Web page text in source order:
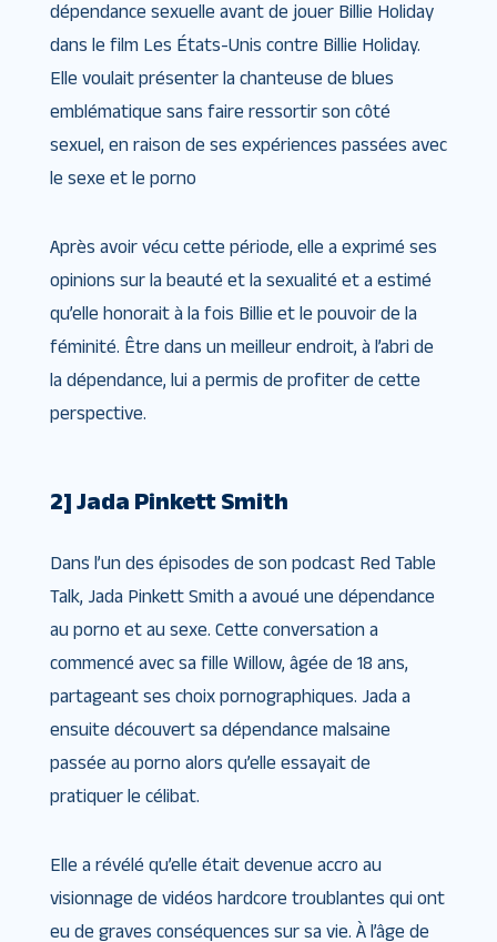
dépendance sexuelle avant de jouer Billie Holiday
dans le film Les États-Unis contre Billie Holiday.
Elle voulait présenter la chanteuse de blues
emblématique sans faire ressortir son côté
sexuel, en raison de ses expériences passées avec
le sexe et le porno
Après avoir vécu cette période, elle a exprimé ses
opinions sur la beauté et la sexualité et a estimé
qu’elle honorait à la fois Billie et le pouvoir de la
féminité. Être dans un meilleur endroit, à l’abri de
la dépendance, lui a permis de profiter de cette
perspective.
2] Jada Pinkett Smith
Dans l’un des épisodes de son podcast Red Table
Talk, Jada Pinkett Smith a avoué une dépendance
au porno et au sexe. Cette conversation a
commencé avec sa fille Willow, âgée de 18 ans,
partageant ses choix pornographiques. Jada a
ensuite découvert sa dépendance malsaine
passée au porno alors qu’elle essayait de
pratiquer le célibat.
Elle a révélé qu’elle était devenue accro au
visionnage de vidéos hardcore troublantes qui ont
eu de graves conséquences sur sa vie. À l’âge de